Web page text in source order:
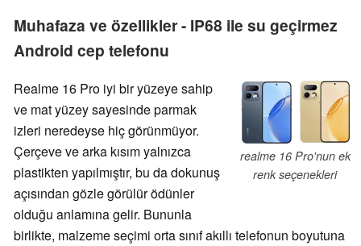
Muhafaza ve özellikler - IP68 ile su geçirmez
Android cep telefonu
realme 16 Pro'nun ek
renk seçenekleri
Realme 16 Pro iyi bir yüzeye sahip
ve mat yüzey sayesinde parmak
izleri neredeyse hiç görünmüyor.
Çerçeve ve arka kısım yalnızca
plastikten yapılmıştır, bu da dokunuş
açısından gözle görülür ödünler
olduğu anlamına gelir. Bununla
birlikte, malzeme seçimi orta sınıf akıllı telefonun boyutuna